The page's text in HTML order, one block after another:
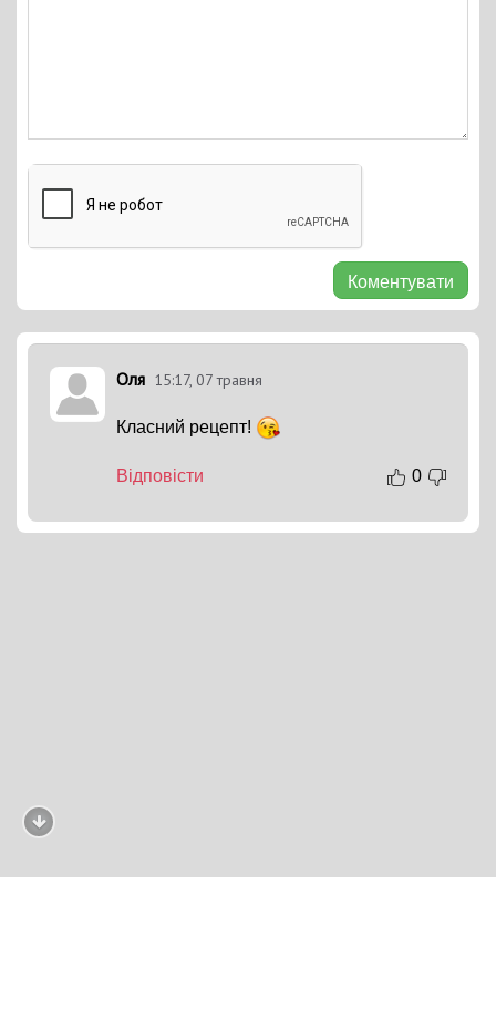
Коментувати
Оля 15:17, 07 травня
Класний рецепт!
Відповісти 0